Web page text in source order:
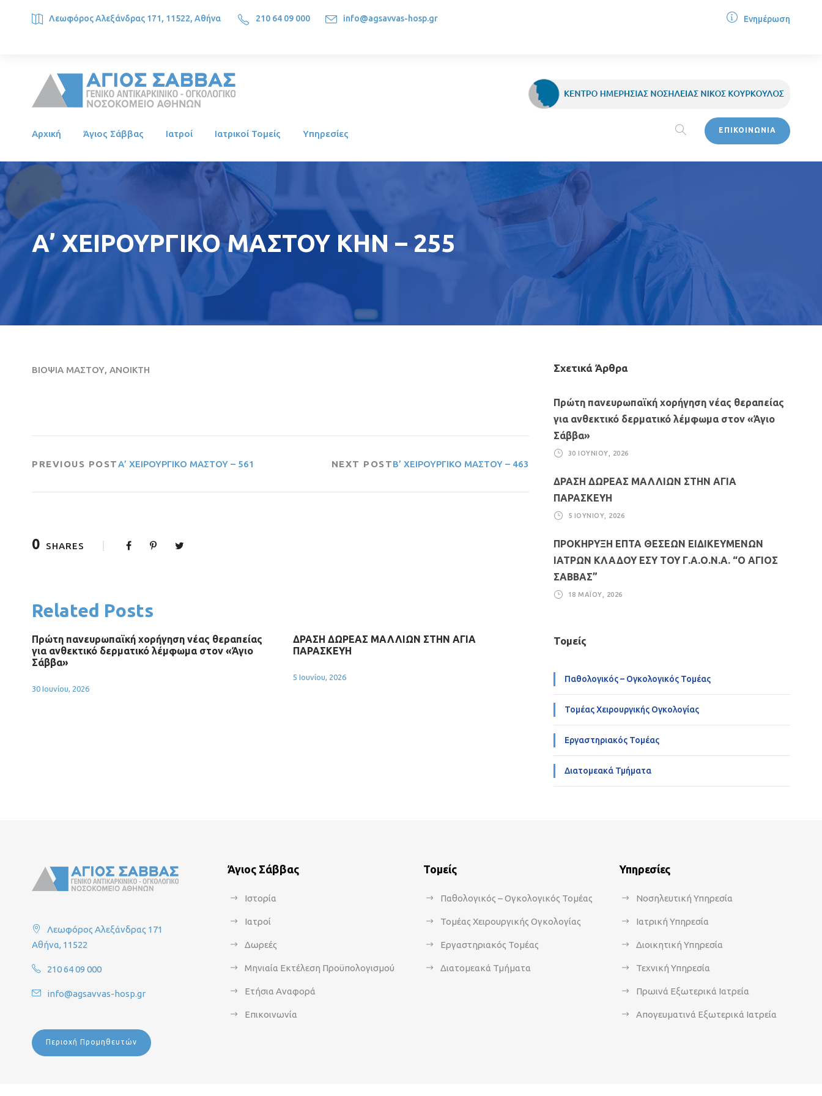
Λεωφόρος Αλεξάνδρας 171, 11522, Αθήνα 210 64 09 000 info@agsavvas-hosp.gr Ενημέρωση
Αρχική Άγιος Σάββας Ιατροί Ιατρικοί Τομείς Υπηρεσίες ΕΠΙΚΟΙΝΩΝΙΑ
Α’ ΧΕΙΡΟΥΡΓΙΚΟ ΜΑΣΤΟΥ ΚΗΝ – 255
ΒΙΟΨΙΑ ΜΑΣΤΟΥ, ΑΝΟΙΚΤΗ
PREVIOUS POSTΑ’ ΧΕΙΡΟΥΡΓΙΚΟ ΜΑΣΤΟΥ – 561 NEXT POSTΒ’ ΧΕΙΡΟΥΡΓΙΚΟ ΜΑΣΤΟΥ – 463
0 SHARES
Related Posts
Πρώτη πανευρωπαϊκή χορήγηση νέας θεραπείας
για ανθεκτικό δερματικό λέμφωμα στον «Άγιο
Σάββα»
30 Ιουνίου, 2026
ΔΡΑΣΗ ΔΩΡΕΑΣ ΜΑΛΛΙΩΝ ΣΤΗΝ ΑΓΙΑ
ΠΑΡΑΣΚΕΥΗ
5 Ιουνίου, 2026
Σχετικά Άρθρα
Πρώτη πανευρωπαϊκή χορήγηση νέας θεραπείας
για ανθεκτικό δερματικό λέμφωμα στον «Άγιο
Σάββα»
30 ΙΟΥΝΊΟΥ, 2026
ΔΡΑΣΗ ΔΩΡΕΑΣ ΜΑΛΛΙΩΝ ΣΤΗΝ ΑΓΙΑ
ΠΑΡΑΣΚΕΥΗ
5 ΙΟΥΝΊΟΥ, 2026
ΠΡΟΚΗΡΥΞΗ ΕΠΤΑ ΘΕΣΕΩΝ ΕΙΔΙΚΕΥΜΕΝΩΝ
ΙΑΤΡΩΝ ΚΛΑΔΟΥ ΕΣΥ ΤΟΥ Γ.Α.Ο.Ν.Α. “Ο ΑΓΙΟΣ
ΣΑΒΒΑΣ”
18 ΜΑΪ́ΟΥ, 2026
Τομείς
Παθολογικός – Ογκολογικός Τομέας
Τομέας Χειρουργικής Ογκολογίας
Εργαστηριακός Τομέας
Διατομεακά Τμήματα
Λεωφόρος Αλεξάνδρας 171
Αθήνα, 11522
210 64 09 000
info@agsavvas-hosp.gr
Περιοχή Προμηθευτών
Άγιος Σάββας
Ιστορία
Ιατροί
Δωρεές
Μηνιαία Εκτέλεση Προϋπολογισμού
Ετήσια Αναφορά
Επικοινωνία
Τομείς
Παθολογικός – Ογκολογικός Τομέας
Τομέας Χειρουργικής Ογκολογίας
Εργαστηριακός Τομέας
Διατομεακά Τμήματα
Υπηρεσίες
Νοσηλευτική Υπηρεσία
Ιατρική Υπηρεσία
Διοικητική Υπηρεσία
Τεχνική Υπηρεσία
Πρωινά Εξωτερικά Ιατρεία
Απογευματινά Εξωτερικά Ιατρεία